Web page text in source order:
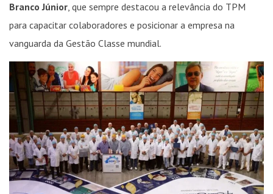
Branco Júnior, que sempre destacou a relevância do TPM
para capacitar colaboradores e posicionar a empresa na
vanguarda da Gestão Classe mundial.